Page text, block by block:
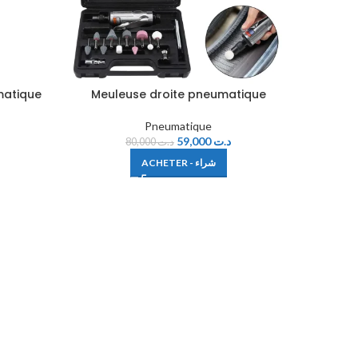
Meuleuse droite pneumatique
Pneumatique
د.ت80,000 د.ت59,000
ACHETER - شراء